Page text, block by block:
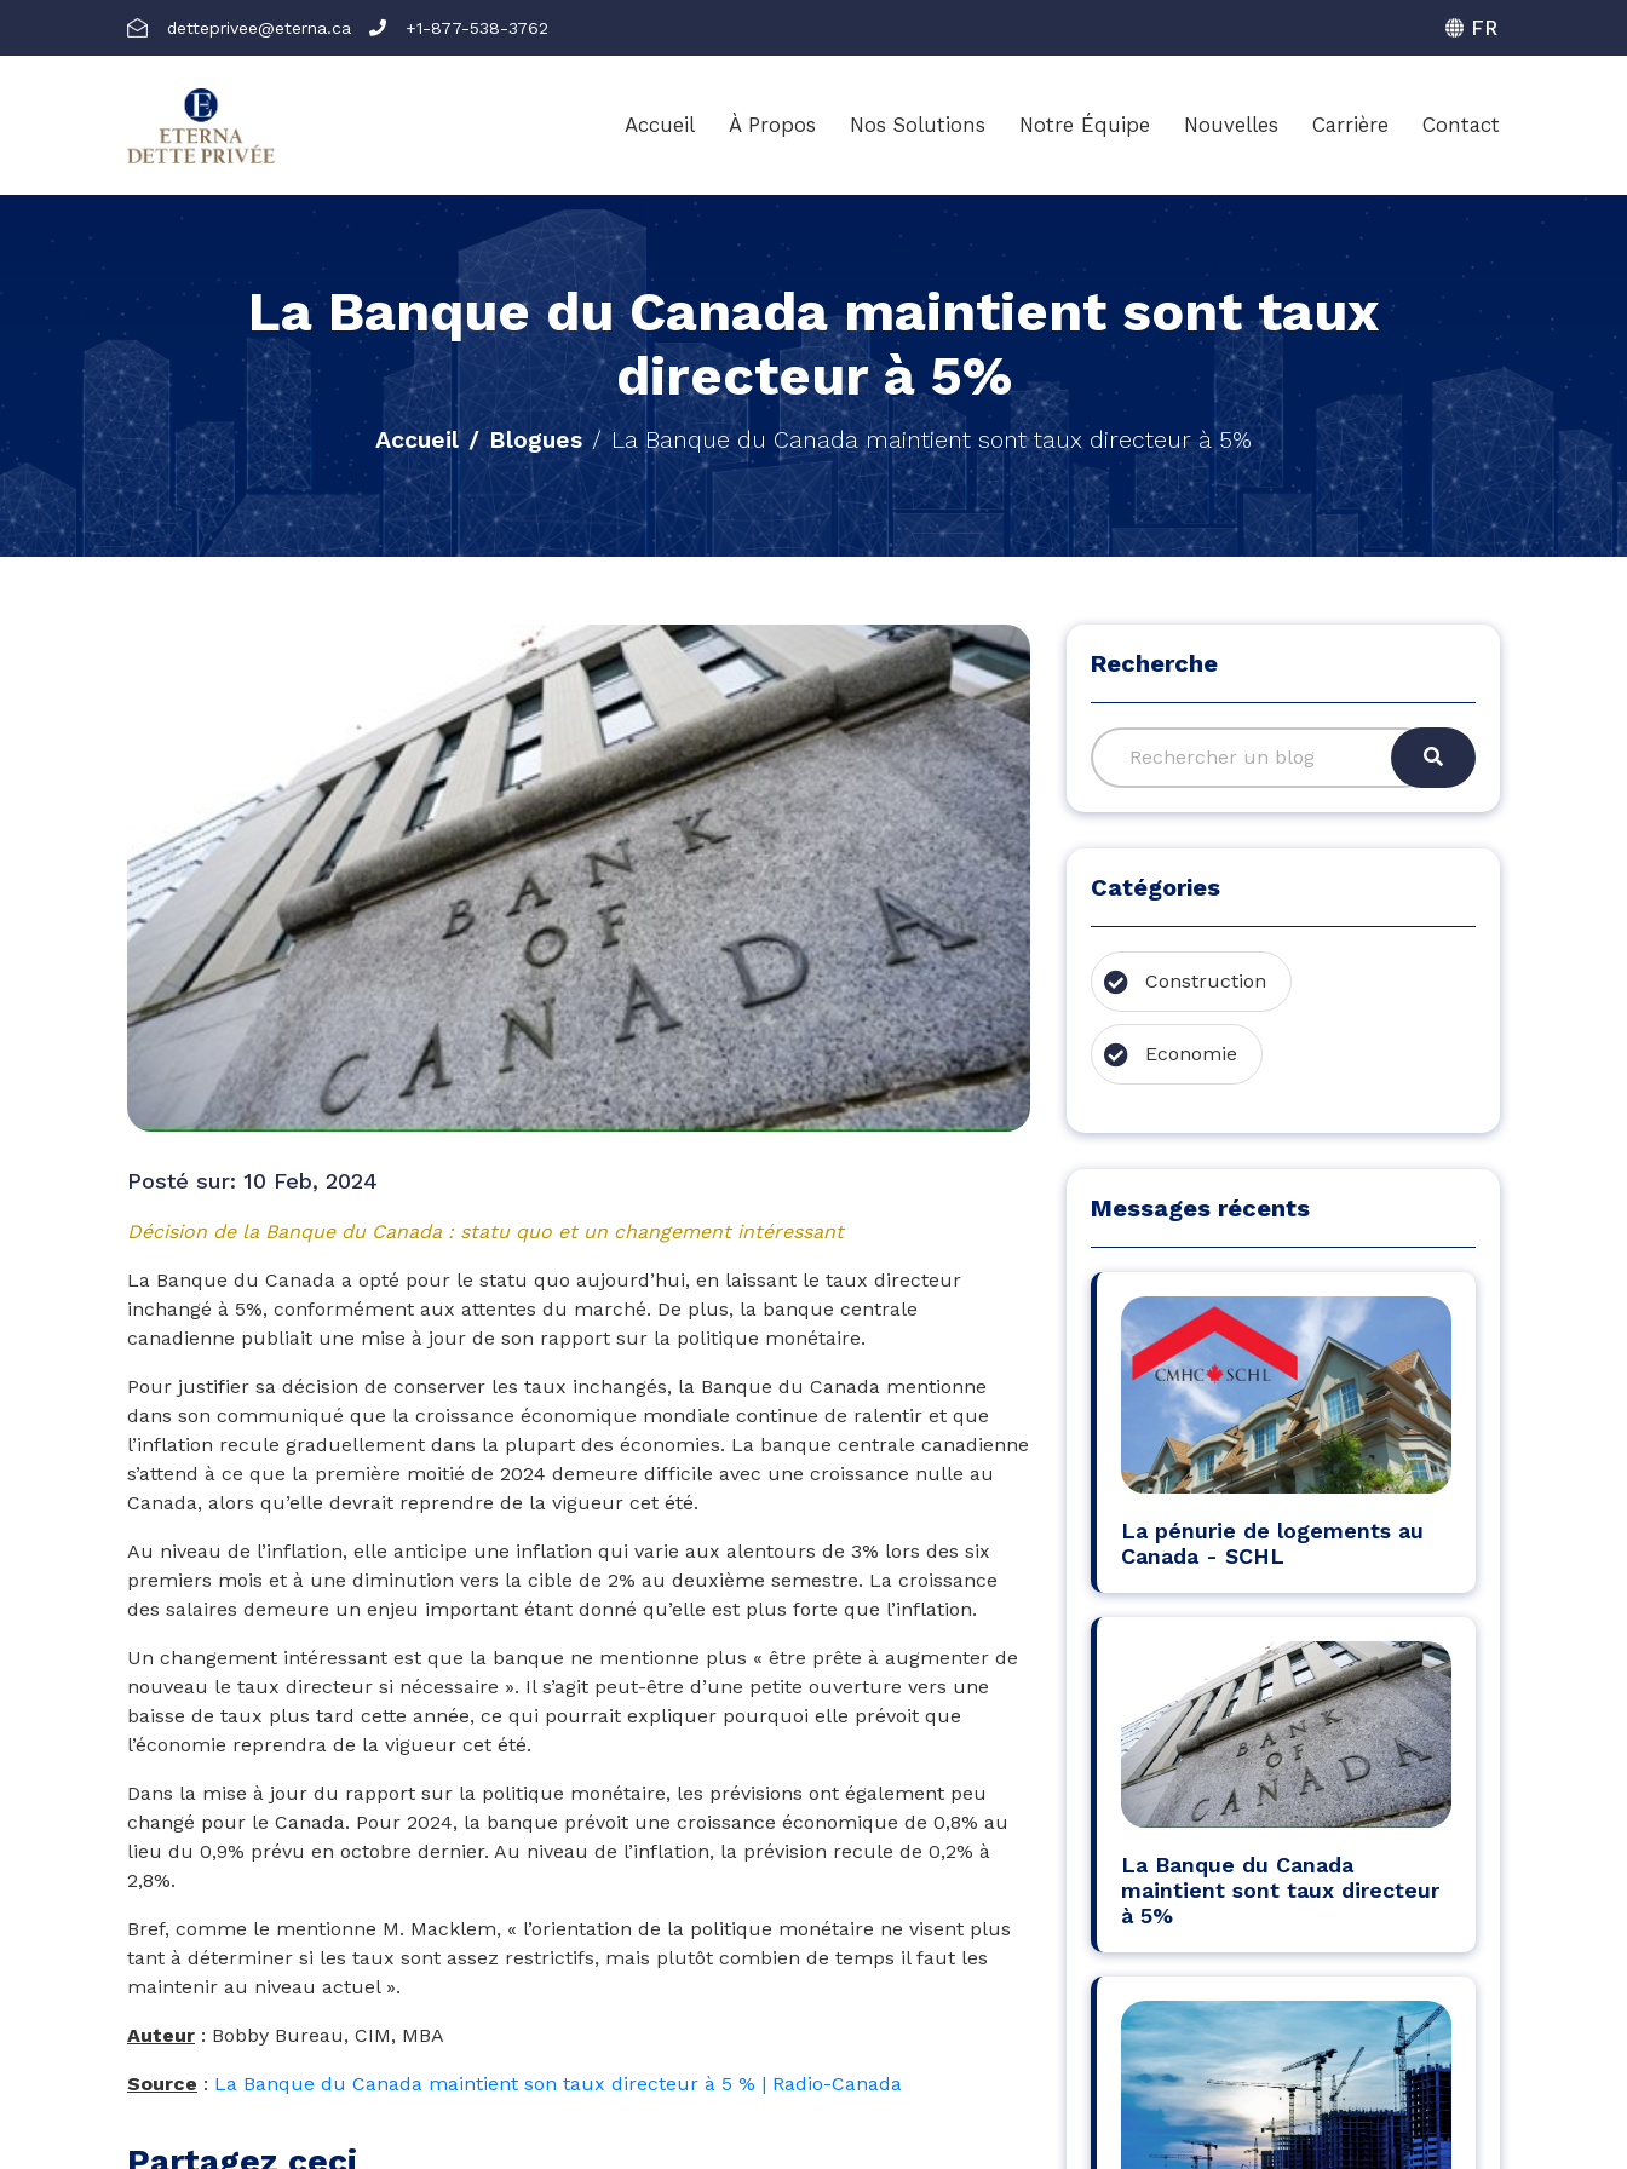
detteprivee@eterna.ca +1-877-538-3762
Accueil À Propos Nos Solutions Notre Équipe Nouvelles Carrière Contact
La Banque du Canada maintient sont taux
directeur à 5%
Accueil Blogues La Banque du Canada maintient sont taux directeur à 5%
Posté sur: 10 Feb, 2024
Décision de la Banque du Canada : statu quo et un changement intéressant
La Banque du Canada a opté pour le statu quo aujourd’hui, en laissant le taux directeur
inchangé à 5%, conformément aux attentes du marché. De plus, la banque centrale
canadienne publiait une mise à jour de son rapport sur la politique monétaire.
Pour justifier sa décision de conserver les taux inchangés, la Banque du Canada mentionne
dans son communiqué que la croissance économique mondiale continue de ralentir et que
l’inflation recule graduellement dans la plupart des économies. La banque centrale canadienne
s’attend à ce que la première moitié de 2024 demeure difficile avec une croissance nulle au
Canada, alors qu’elle devrait reprendre de la vigueur cet été.
Au niveau de l’inflation, elle anticipe une inflation qui varie aux alentours de 3% lors des six
premiers mois et à une diminution vers la cible de 2% au deuxième semestre. La croissance
des salaires demeure un enjeu important étant donné qu’elle est plus forte que l’inflation.
Un changement intéressant est que la banque ne mentionne plus « être prête à augmenter de
nouveau le taux directeur si nécessaire ». Il s’agit peut-être d’une petite ouverture vers une
baisse de taux plus tard cette année, ce qui pourrait expliquer pourquoi elle prévoit que
l’économie reprendra de la vigueur cet été.
Dans la mise à jour du rapport sur la politique monétaire, les prévisions ont également peu
changé pour le Canada. Pour 2024, la banque prévoit une croissance économique de 0,8% au
lieu du 0,9% prévu en octobre dernier. Au niveau de l’inflation, la prévision recule de 0,2% à
2,8%.
Bref, comme le mentionne M. Macklem, « l’orientation de la politique monétaire ne visent plus
tant à déterminer si les taux sont assez restrictifs, mais plutôt combien de temps il faut les
maintenir au niveau actuel ».
Auteur : Bobby Bureau, CIM, MBA
Source : La Banque du Canada maintient son taux directeur à 5 % | Radio-Canada
Recherche
Catégories
Construction
Economie
Messages récents
La pénurie de logements au
Canada - SCHL
La Banque du Canada
maintient sont taux directeur
à 5%